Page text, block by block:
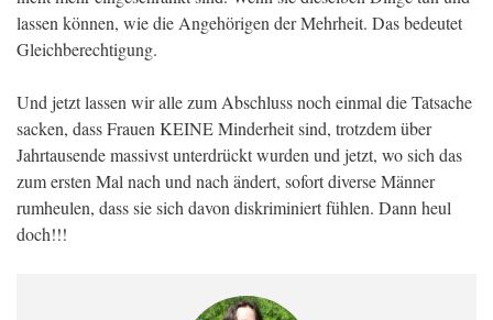
lassen können, wie die Angehörigen der Mehrheit. Das bedeutet
Gleichberechtigung.
Und jetzt lassen wir alle zum Abschluss noch einmal die Tatsache
sacken, dass Frauen KEINE Minderheit sind, trotzdem über
Jahrtausende massivst unterdrückt wurden und jetzt, wo sich das
zum ersten Mal nach und nach ändert, sofort diverse Männer
rumheulen, dass sie sich davon diskriminiert fühlen. Dann heul
doch!!!